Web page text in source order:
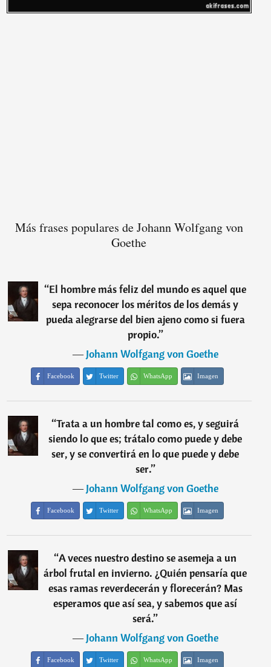
Más frases populares de Johann Wolfgang von
Goethe
“El hombre más feliz del mundo es aquel que
sepa reconocer los méritos de los demás y
pueda alegrarse del bien ajeno como si fuera
propio.”
―Johann Wolfgang von Goethe
Facebook Twitter WhatsApp Imagen
“Trata a un hombre tal como es, y seguirá
siendo lo que es; trátalo como puede y debe
ser, y se convertirá en lo que puede y debe
ser.”
―Johann Wolfgang von Goethe
Facebook Twitter WhatsApp Imagen
“A veces nuestro destino se asemeja a un
árbol frutal en invierno. ¿Quién pensaría que
esas ramas reverdecerán y florecerán? Mas
esperamos que así sea, y sabemos que así
será.”
―Johann Wolfgang von Goethe
Facebook Twitter WhatsApp Imagen